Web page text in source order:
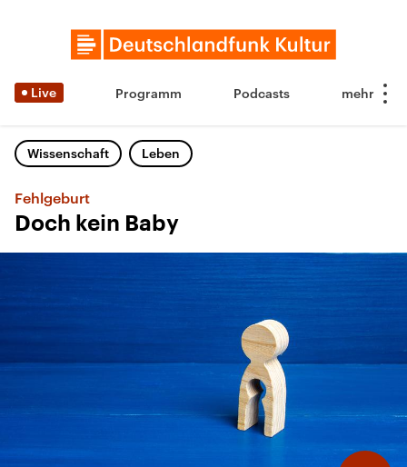
Live Programm Podcasts
Wissenschaft Leben
Fehlgeburt
Doch kein Baby